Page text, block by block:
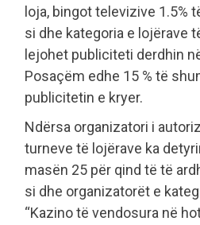
loja, bingot televizive 1.5%
si dhe kategoria e lojërave
lejohet publiciteti derdhin
Posaçëm edhe 15 % të
publicitetin e kryer.
Ndërsa organizatori i
turneve të lojërave ka
masën 25 për qind të të
si dhe organizatorët e
“Kazino të vendosura në